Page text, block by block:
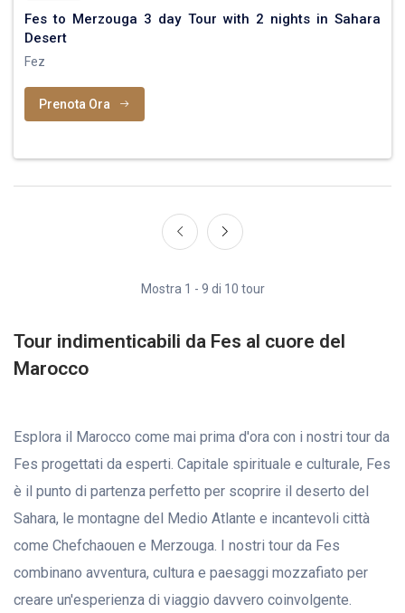
Fes to Merzouga 3 day Tour with 2 nights in Sahara
Desert
Fez
Prenota Ora
Mostra 1 - 9 di 10 tour
Tour indimenticabili da Fes al cuore del
Marocco
Esplora il Marocco come mai prima d'ora con i nostri tour da
Fes progettati da esperti. Capitale spirituale e culturale, Fes
è il punto di partenza perfetto per scoprire il deserto del
Sahara, le montagne del Medio Atlante e incantevoli città
come Chefchaouen e Merzouga. I nostri tour da Fes
combinano avventura, cultura e paesaggi mozzafiato per
creare un'esperienza di viaggio davvero coinvolgente.